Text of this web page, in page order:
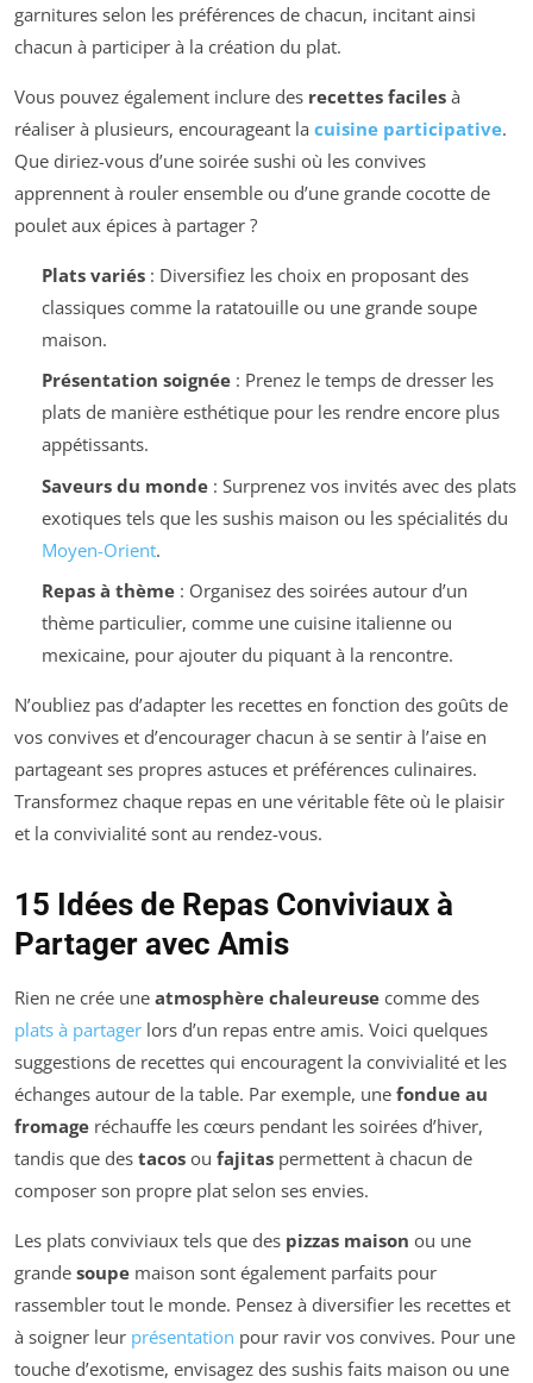
garnitures selon les préférences de chacun, incitant ainsi
chacun à participer à la création du plat.
Vous pouvez également inclure des recettes faciles à
réaliser à plusieurs, encourageant la cuisine participative.
Que diriez-vous d’une soirée sushi où les convives
apprennent à rouler ensemble ou d’une grande cocotte de
poulet aux épices à partager ?
Plats variés: Diversifiez les choix en proposant des
classiques comme la ratatouille ou une grande soupe
maison.
Présentation soignée: Prenez le temps de dresser les
plats de manière esthétique pour les rendre encore plus
appétissants.
Saveurs du monde: Surprenez vos invités avec des plats
exotiques tels que les sushis maison ou les spécialités du
Moyen-Orient.
Repas à thème: Organisez des soirées autour d’un
thème particulier, comme une cuisine italienne ou
mexicaine, pour ajouter du piquant à la rencontre.
N’oubliez pas d’adapter les recettes en fonction des goûts de
vos convives et d’encourager chacun à se sentir à l’aise en
partageant ses propres astuces et préférences culinaires.
Transformez chaque repas en une véritable fête où le plaisir
et la convivialité sont au rendez-vous.
15 Idées de Repas Conviviaux à
Partager avec Amis
Rien ne crée une atmosphère chaleureuse comme des
plats à partager lors d’un repas entre amis. Voici quelques
suggestions de recettes qui encouragent la convivialité et les
échanges autour de la table. Par exemple, une fondue au
fromage réchauffe les cœurs pendant les soirées d’hiver,
tandis que des tacos ou fajitas permettent à chacun de
composer son propre plat selon ses envies.
Les plats conviviaux tels que des pizzas maison ou une
grande soupe maison sont également parfaits pour
rassembler tout le monde. Pensez à diversifier les recettes et
à soigner leur présentation pour ravir vos convives. Pour une
touche d’exotisme, envisagez des sushis faits maison ou une